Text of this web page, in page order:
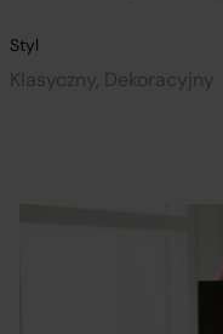
Styl
Klasyczny, Dekoracyjny